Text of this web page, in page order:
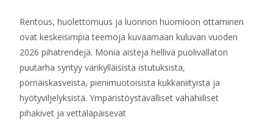
Rentous, huolettomuus ja luonnon huomioon ottaminen
ovat keskeisimpiä teemoja kuvaamaan kuluvan vuoden
2026 pihatrendejä. Monia aisteja hellivä puolivallaton
puutarha syntyy värikylläisistä istutuksista,
pörriäiskasveista, pienimuotoisista kukkaniityistä ja
hyötyviljelyksistä. Ympäristöystävälliset vähähiiliset
pihakivet ja vettäläpäisevät